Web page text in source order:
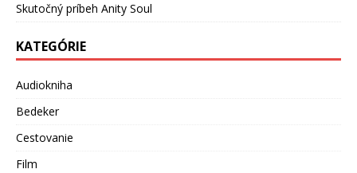
Skutočný príbeh Anity Soul
KATEGÓRIE
Audiokniha
Bedeker
Cestovanie
Film